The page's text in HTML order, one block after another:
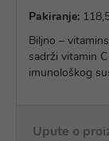
Pakiranje:
Biljno –
sadrži vitamin
imunološkog
Upute o